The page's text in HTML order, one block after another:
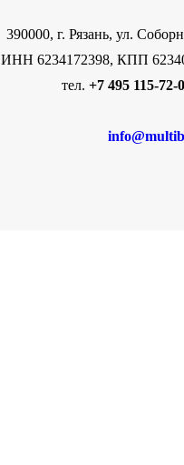
390000, г. Рязань, ул.
ИНН 6234172398, КПП
тел. +7 495 115-72-